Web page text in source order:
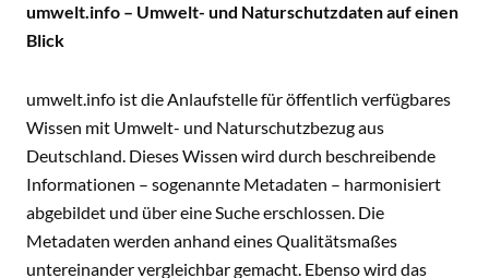
umwelt.info – Umwelt- und Naturschutzdaten auf einen
Blick
umwelt.info ist die Anlaufstelle für öffentlich verfügbares
Wissen mit Umwelt- und Naturschutzbezug aus
Deutschland. Dieses Wissen wird durch beschreibende
Informationen – sogenannte Metadaten – harmonisiert
abgebildet und über eine Suche erschlossen. Die
Metadaten werden anhand eines Qualitätsmaßes
untereinander vergleichbar gemacht. Ebenso wird das